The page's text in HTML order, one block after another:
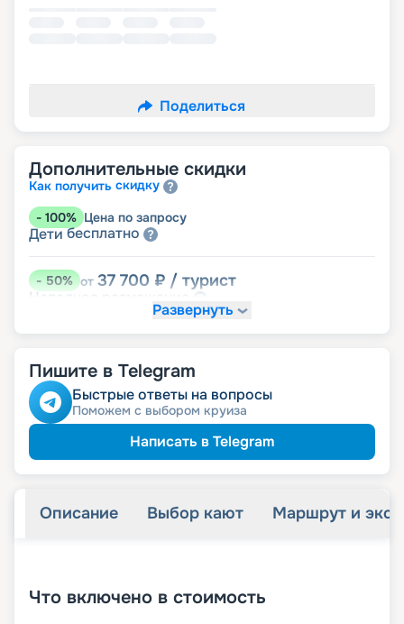
Поделиться
Дополнительные скидки
Как получить скидку
- 100% Цена по запросу
Детибесплатно
-50% от 37 700 ₽ / турист
Неполное
Скидки за размещение на дополнительных
места
-15% от 64 090 ₽/ турист
Скидка пенсионерам
Развернуть
Пишите в Telegram
Быстрые ответы на вопросы
Поможем с выбором круиза
Написать в Telegram
Описание Выбор кают Маршрут и
Что включено в стоимость